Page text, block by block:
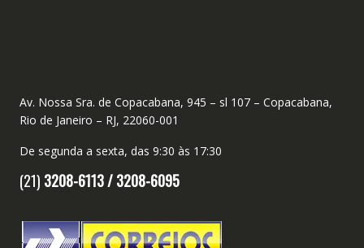
Av. Nossa Sra. de Copacabana, 945 – sl 107 – Copacabana,
Rio de Janeiro – RJ, 22060-001
De segunda a sexta, das 9:30 às 17:30
(21) 3208-6113 /3208-6095